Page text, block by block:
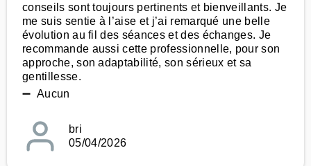
conseils sont toujours pertinents et bienveillants. Je
me suis sentie à l’aise et j’ai remarqué une belle
évolution au fil des séances et des échanges. Je
recommande aussi cette professionnelle, pour son
approche, son adaptabilité, son sérieux et sa
gentillesse.
➖ Aucun
bri
05/04/2026